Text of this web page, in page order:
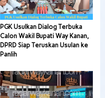
PGK Usulkan Dialog Terbuka
Calon Wakil Bupati Way Kanan,
DPRD Siap Teruskan Usulan ke
Panlih